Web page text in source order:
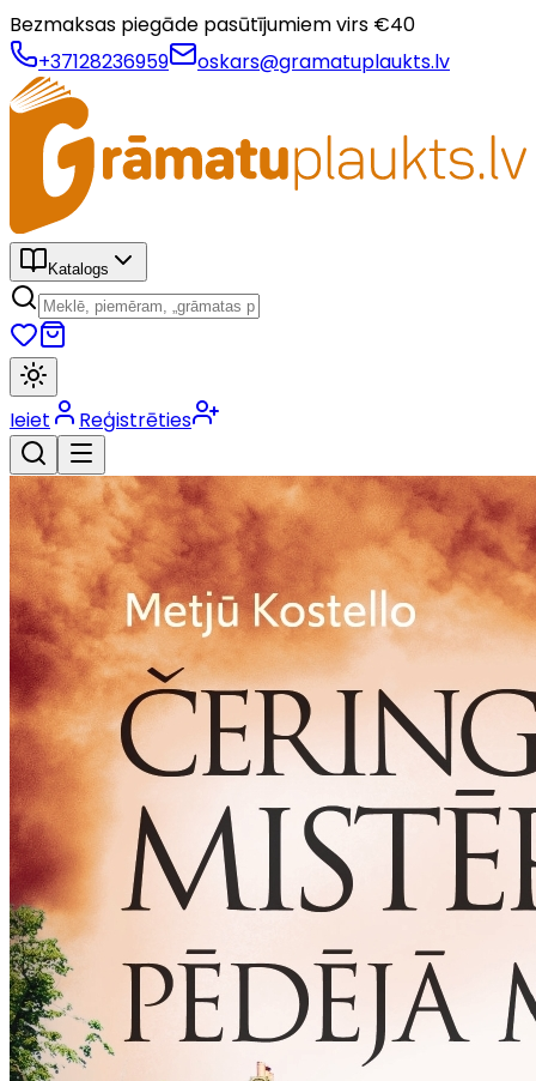
Bezmaksas piegāde pasūtījumiem virs €40
+37128236959
oskars@gramatuplaukts.lv
Katalogs
Ieiet Reģistrēties